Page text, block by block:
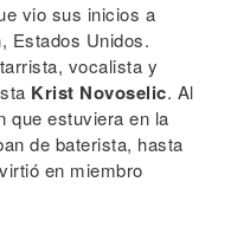
vio sus inicios a
Estados Unidos.
vocalista y
Krist Novoselic. Al
que estuviera en la
de baterista, hasta
en miembro